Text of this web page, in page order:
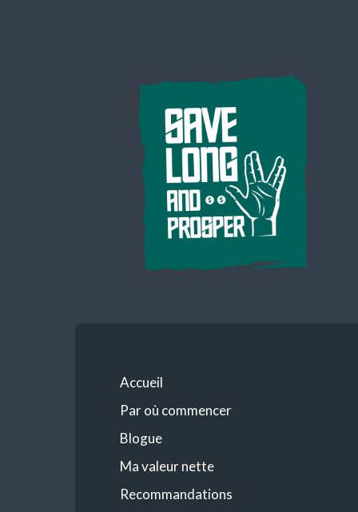
Accueil
Par où commencer
Blogue
Ma valeur nette
Recommandations